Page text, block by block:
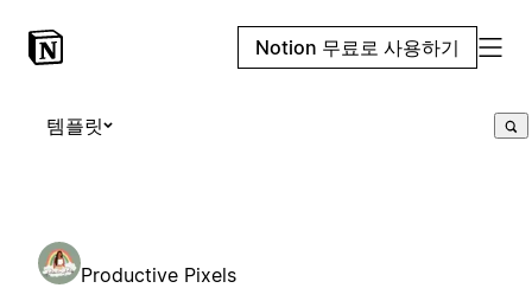
Notion 무료로 사용하기
템플릿
Productive Pixels